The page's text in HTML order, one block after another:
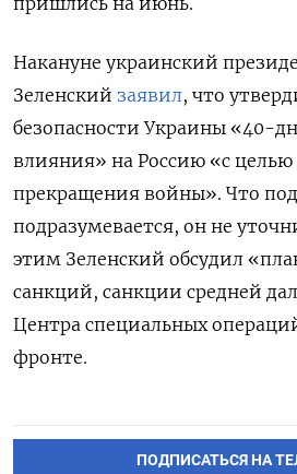
Накануне украинский
Зеленский заявил, что
безопасности Украины «40-
влияния» на Россию «с целью
прекращения войны». Что
подразумевается, он не
этим Зеленский обсудил
санкций, санкции средней
Центра специальных
фронте.
ПОДПИСАТЬСЯ НА